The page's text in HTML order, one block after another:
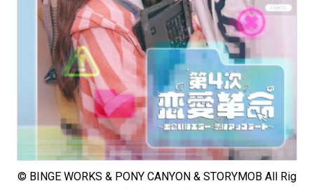
© BINGE WORKS & PONY CANYON & STORYMOB All Rig